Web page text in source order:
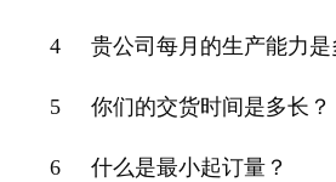
4 贵公司每月的生产能力是
5 你们的交货时间是多长？
6 什么是最小起订量？